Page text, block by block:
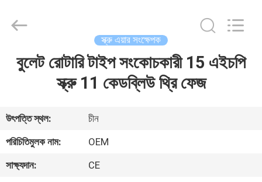
বাড়ি
আমাদের
সম্পর্কে
Machinery
Reserved.
স্ক্রু এয়ার সংক্ষেপক
বুলেট রোটারি টাইপ সংকোচকারী 15 এইচপি
স্ক্রু 11 কেডব্লিউ থ্রি ফেজ
উৎপত্তি স্থল:
চীন
পরিচিতিমুলক নাম:
OEM
সাক্ষ্যদান:
CE